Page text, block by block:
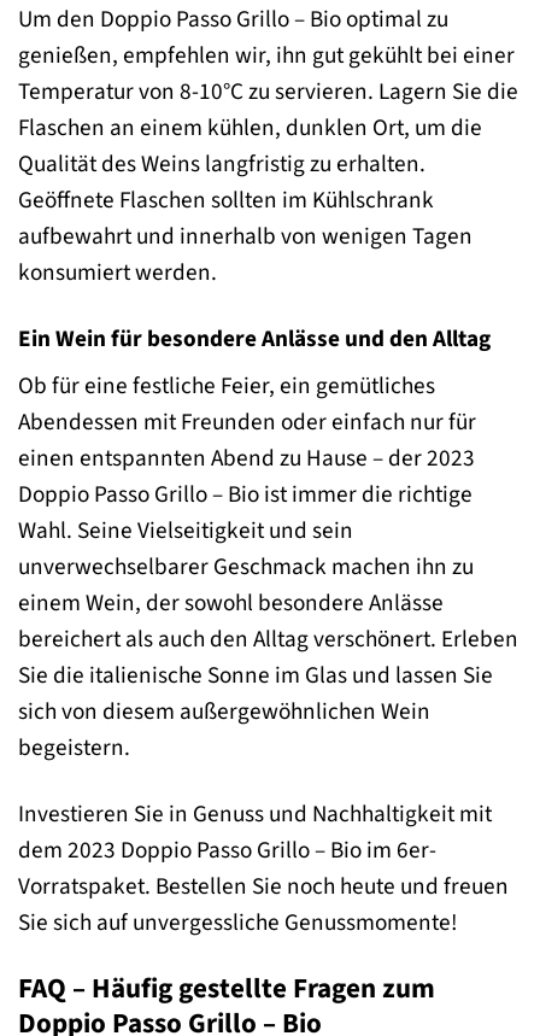
Um den Doppio Passo Grillo – Bio optimal zu
genießen, empfehlen wir, ihn gut gekühlt bei einer
Temperatur von 8-10°C zu servieren. Lagern Sie die
Flaschen an einem kühlen, dunklen Ort, um die
Qualität des Weins langfristig zu erhalten.
Geöffnete Flaschen sollten im Kühlschrank
aufbewahrt und innerhalb von wenigen Tagen
konsumiert werden.
Ein Wein für besondere Anlässe und den Alltag
Ob für eine festliche Feier, ein gemütliches
Abendessen mit Freunden oder einfach nur für
einen entspannten Abend zu Hause – der 2023
Doppio Passo Grillo – Bio ist immer die richtige
Wahl. Seine Vielseitigkeit und sein
unverwechselbarer Geschmack machen ihn zu
einem Wein, der sowohl besondere Anlässe
bereichert als auch den Alltag verschönert. Erleben
Sie die italienische Sonne im Glas und lassen Sie
sich von diesem außergewöhnlichen Wein
begeistern.
Investieren Sie in Genuss und Nachhaltigkeit mit
dem 2023 Doppio Passo Grillo – Bio im 6er-
Vorratspaket. Bestellen Sie noch heute und freuen
Sie sich auf unvergessliche Genussmomente!
FAQ – Häufig gestellte Fragen zum
Doppio Passo Grillo – Bio